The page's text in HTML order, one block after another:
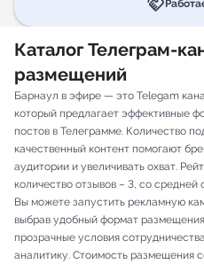
Каталог Телеграм-
размещений
Барнаул в эфире — это Telegam
который предлагает эффективные
постов в Телеграмме. Количество
качественный контент помогают
аудитории и увеличивать охват.
количество отзывов – 3, со средней
Вы можете запустить рекламную
выбрав удобный формат
прозрачные условия
аналитику. Стоимость размещения